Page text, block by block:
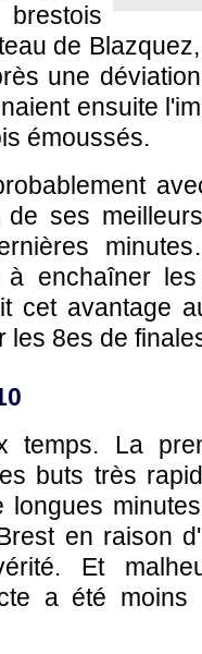
de
une
ensuite
émoussés.
ses
à enchaîner
cet avantage
les 8es de
temps. La
buts très
longues
en raison
Et
a été